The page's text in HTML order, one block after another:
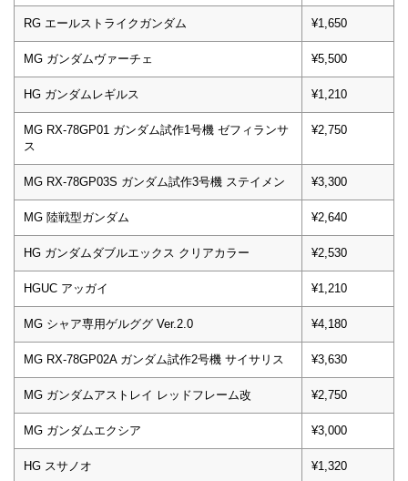
RG エールストライクガンダム ¥1,650
MG ガンダムヴァーチェ ¥5,500
HG ガンダムレギルス ¥1,210
MG RX-78GP01 ガンダム試作1号機 ゼフィランサ
ス
¥2,750
MG RX-78GP03S ガンダム試作3号機 ステイメン ¥3,300
MG 陸戦型ガンダム ¥2,640
HG ガンダムダブルエックス クリアカラー ¥2,530
HGUC アッガイ ¥1,210
MG シャア専用ゲルググ Ver.2.0 ¥4,180
MG RX-78GP02A ガンダム試作2号機 サイサリス ¥3,630
MG ガンダムアストレイ レッドフレーム改 ¥2,750
MG ガンダムエクシア ¥3,000
HG スサノオ ¥1,320